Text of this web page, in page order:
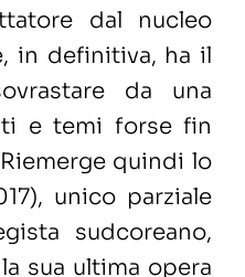
dal nucleo
in definitiva, ha il
da una
e temi forse fin
quindi lo
unico parziale
sudcoreano,
sua ultima opera